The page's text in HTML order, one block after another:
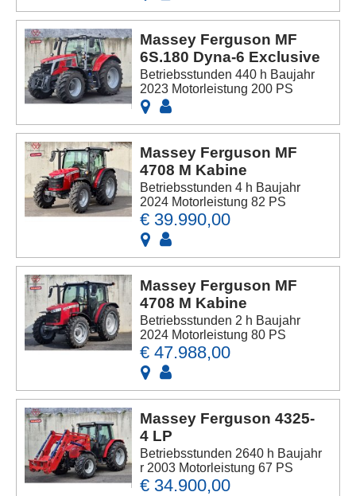
Massey Ferguson MF
6S.180 Dyna-6 Exclusive
Betriebsstunden 440 h Baujahr
2023 Motorleistung 200 PS
Massey Ferguson MF
4708 M Kabine
Betriebsstunden 4 h Baujahr
2024 Motorleistung 82 PS
€ 39.990,00
Massey Ferguson MF
4708 M Kabine
Betriebsstunden 2 h Baujahr
2024 Motorleistung 80 PS
€ 47.988,00
Massey Ferguson 4325-
4 LP
Betriebsstunden 2640 h Baujahr
r 2003 Motorleistung 67 PS
€ 34.900,00